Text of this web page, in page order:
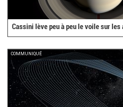
Cassini lève peu à peu le voile sur les
COMMUNIQUÉ